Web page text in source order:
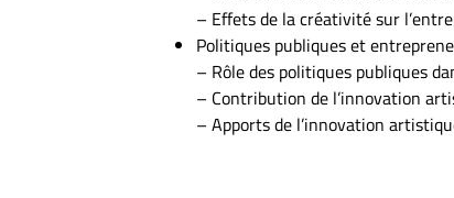
– Effets de la créativité sur
Politiques publiques et
– Rôle des politiques publiques
– Contribution de l’innovation
– Apports de l’innovation